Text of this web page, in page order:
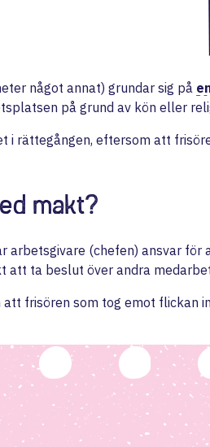
något annat) grundar sig på
på grund av kön eller
i rättegången, eftersom att
makt?
arbetsgivare (chefen) ansvar
att ta beslut över andra
frisören som tog emot flickan